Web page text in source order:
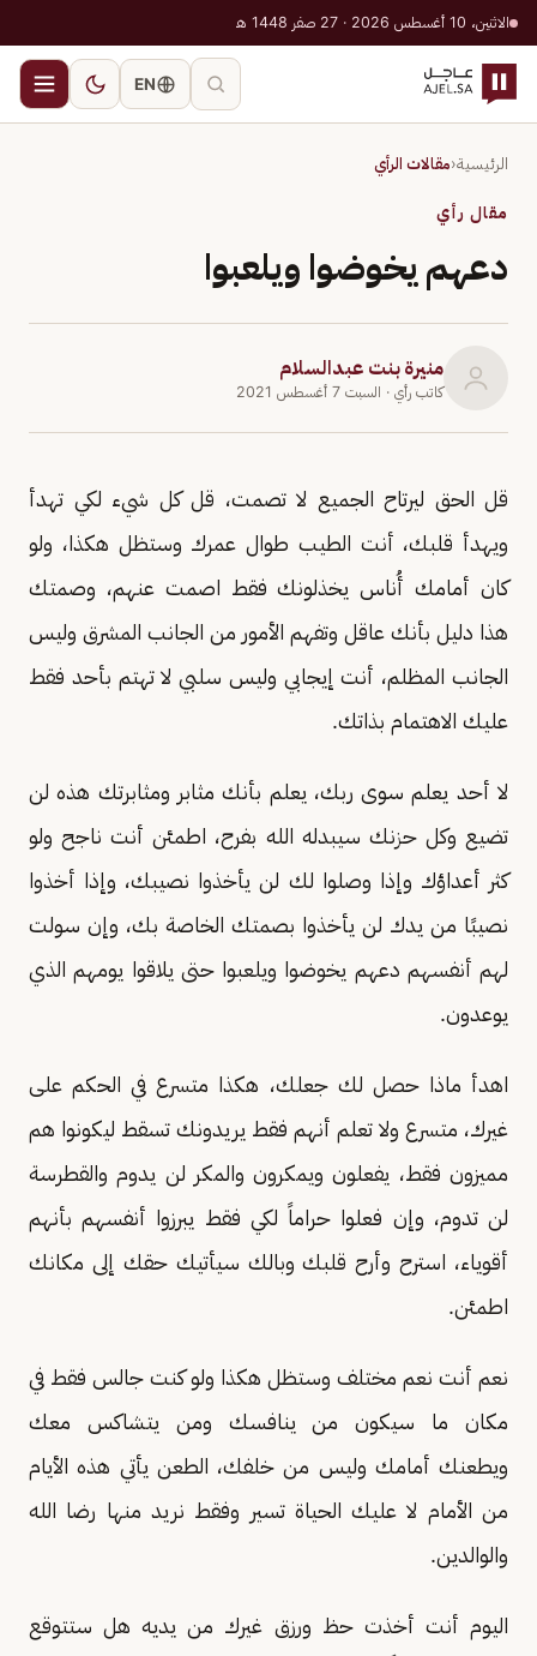
الاثنين، 10 أغسطس 2026 · 27 صفر 1448 هـ
EN
الرئيسية‹مقالات الرأي
مقال رأي
دعهم يخوضوا ويلعبوا
منيرة بنت عبدالسلام
كاتب رأي · السبت 7 أغسطس 2021
قل الحق ليرتاح الجميع لا تصمت، قل كل شيء لكي تهدأ
ويهدأ قلبك، أنت الطيب طوال عمرك وستظل هكذا، ولو
كان أمامك أُناس يخذلونك فقط اصمت عنهم، وصمتك
هذا دليل بأنك عاقل وتفهم الأمور من الجانب المشرق وليس
الجانب المظلم، أنت إيجابي وليس سلبي لا تهتم بأحد فقط
عليك الاهتمام بذاتك.
لا أحد يعلم سوى ربك، يعلم بأنك مثابر ومثابرتك هذه لن
تضيع وكل حزنك سيبدله الله بفرح، اطمئن أنت ناجح ولو
كثر أعداؤك وإذا وصلوا لك لن يأخذوا نصيبك، وإذا أخذوا
نصيبًا من يدك لن يأخذوا بصمتك الخاصة بك، وإن سولت
لهم أنفسهم دعهم يخوضوا ويلعبوا حتى يلاقوا يومهم الذي
يوعدون.
اهدأ ماذا حصل لك جعلك، هكذا متسرع في الحكم على
غيرك، متسرع ولا تعلم أنهم فقط يريدونك تسقط ليكونوا هم
مميزون فقط، يفعلون ويمكرون والمكر لن يدوم والقطرسة
لن تدوم، وإن فعلوا حراماً لكي فقط يبرزوا أنفسهم بأنهم
أقوياء، استرح وأرح قلبك وبالك سيأتيك حقك إلى مكانك
اطمئن.
نعم أنت نعم مختلف وستظل هكذا ولو كنت جالس فقط في
مكان ما سيكون من ينافسك ومن يتشاكس معك
ويطعنك أمامك وليس من خلفك، الطعن يأتي هذه الأيام
من الأمام لا عليك الحياة تسير وفقط نريد منها رضا الله
والوالدين.
اليوم أنت أخذت حظ ورزق غيرك من يديه هل ستتوقع